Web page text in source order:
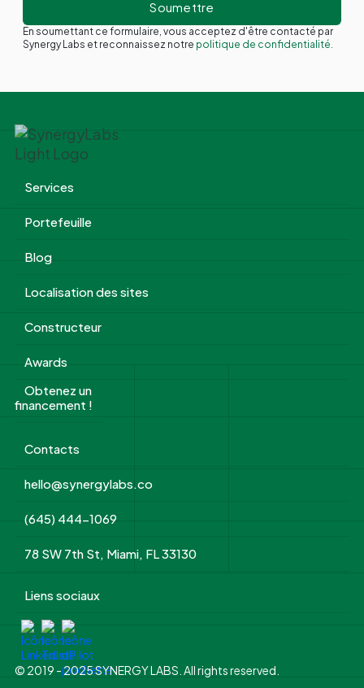
En soumettant ce formulaire, vous acceptez d'être contacté par
Synergy Labs et reconnaissez notre politique de confidentialité.
Services
Portefeuille
Blog
Localisation des sites
Constructeur
Awards
Obtenez un
financement !
Contacts
hello@synergylabs.co
(645) 444-1069
78 SW 7th St, Miami, FL 33130
Liens sociaux
© 2019 - 2025 SYNERGY LABS. All rights reserved.